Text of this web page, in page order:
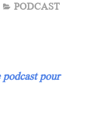
PODCAST
pour